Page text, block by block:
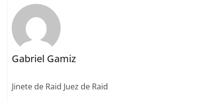
k
Gabriel Gamiz
Jinete de Raid Juez de Raid